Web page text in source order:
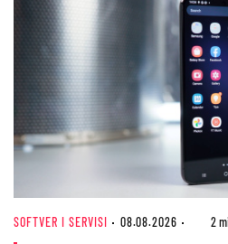
SOFTVER I SERVISI 08.08.2026 2